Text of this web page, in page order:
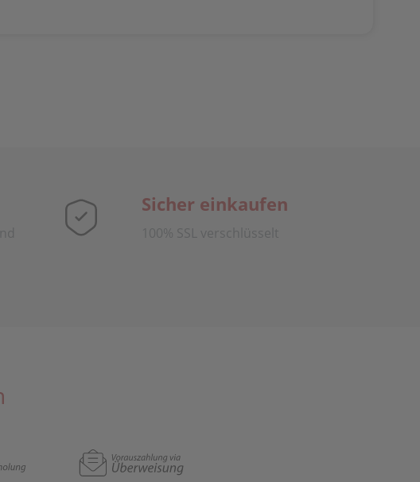
Sicher einkaufen
100% SSL verschlüsselt